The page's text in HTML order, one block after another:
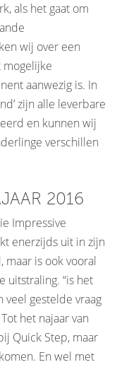
als het gaat om
wij over een
mogelijke
aanwezig is. In
zijn alle leverbare
en kunnen wij
verschillen
2016
Impressive
enerzijds uit in zijn
is ook vooral
uitstraling. “is het
veel gestelde vraag
het najaar van
Quick Step, maar
En wel met